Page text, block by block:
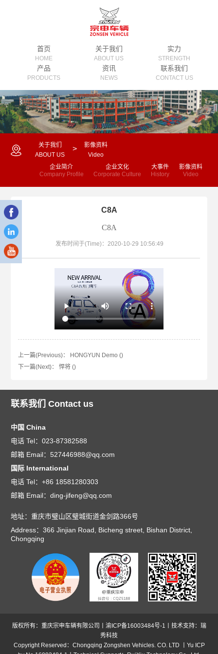
首页
HOME
关于我们
ABOUT US
企业简介
企业文化
Corporate Culture
大事件
History
影像资料
实力
STRENGTH
荣誉
质量
Quality
研发
R&D
产品
PRODUCTS
三轮摩托车
Motor Tricycle
电动三轮车
Electric Tricycle
Electric Car
Spare Parts
资讯
NEWS
公司新闻
Company News
行业资讯
Industry News
Cultural Activity
联系我们
CONTACT US
：
关于我们
ABOUT US
>
影像资料
Video
企业简介
Company Profile
企业文化
Corporate Culture
大事件
History
影像资料
Video
C8A
C8A
发布时间于(Time)：2020-10-29 10:56:49
上一篇(Previous)： HONGYUN Demo ()
下一篇(Next)：悍将 ()
联系我们 Contact us
中国 China
电话 Tel：023-87382588
邮箱 Email：527446988@qq.com
国际 International
电话 Tel：+86 18581280303
邮箱 Email：ding-jifeng@qq.com
地址：重庆市璧山区璧城街道金剑路366号
Address：366 Jinjian Road, Bicheng street, Bishan District,
Chongqing
版权所有：重庆宗申车辆有限公司丨 渝ICP备16003484号-1 丨技术支持： 瑞
秀科技
Copyright Reserved：Chongqing Zongshen Vehicles. CO. LTD 丨 Yu ICP